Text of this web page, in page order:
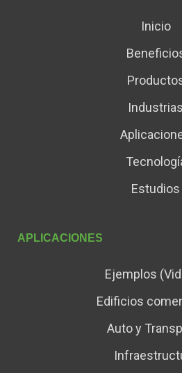
Inicio
Industrias
Estudios
APLICACIONES
Ejemplos
Edificios
Auto y